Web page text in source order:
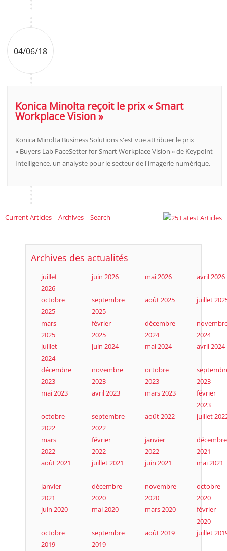
04/06/18
Konica Minolta reçoit le prix « Smart
Workplace Vision »
Konica Minolta Business Solutions s'est vue attribuer le prix
« Buyers Lab PaceSetter for Smart Workplace Vision » de Keypoint
Intelligence, un analyste pour le secteur de l'imagerie numérique.
Current Articles | Archives | Search
Archives des actualités
juillet
2026
juin 2026 mai 2026 avril 2026
octobre
2025
septembre
2025
août 2025 juillet
mars
2025
février
2025
décembre
2024
2024
juillet
2024
juin 2024 mai 2024 avril 2024
décembre
2023
novembre
2023
octobre
2023
2023
mai 2023
avril 2023 mars 2023
février
2023
octobre
2022
septembre
2022
août 2022 juillet
mars
2022
février
2022
janvier
2022
décembre
2021
août 2021
juillet 2021 juin 2021 mai 2021
janvier
2021
décembre
2020
novembre
2020
octobre
2020
juin 2020
mai 2020 mars 2020
février
2020
octobre
2019
septembre
2019
août 2019 juillet